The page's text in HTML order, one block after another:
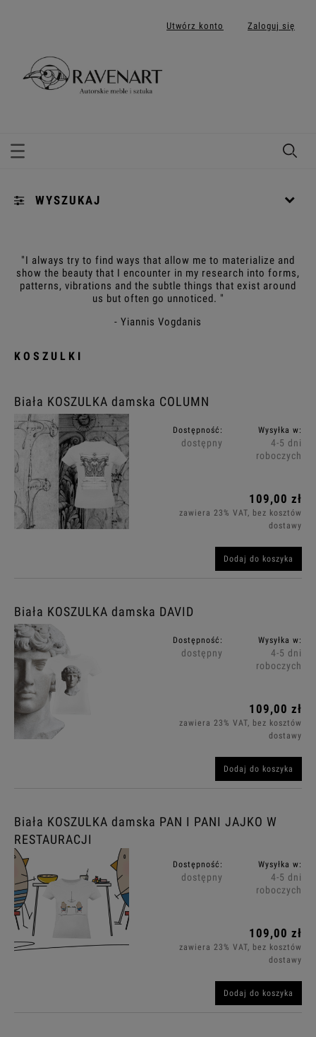
Utwórz konto Zaloguj się
WYSZUKAJ
Rozmiar: (wybierz)
"I always try to find ways that allow me to materialize and
show the beauty that I encounter in my research into forms,
patterns, vibrations and the subtle things that exist around
us but often go unnoticed. "
- Yiannis Vogdanis
KOSZULKI
Biała KOSZULKA damska COLUMN
Dostępność:
dostępny
Wysyłka w:
4-5 dni
roboczych
109,00 zł
zawiera 23% VAT, bez kosztów
dostawy
Dodaj do koszyka
Biała KOSZULKA damska DAVID
Dostępność:
dostępny
Wysyłka w:
4-5 dni
roboczych
109,00 zł
zawiera 23% VAT, bez kosztów
dostawy
Dodaj do koszyka
Biała KOSZULKA damska PAN I PANI JAJKO W
RESTAURACJI
Dostępność:
dostępny
Wysyłka w:
4-5 dni
roboczych
109,00 zł
zawiera 23% VAT, bez kosztów
dostawy
Dodaj do koszyka